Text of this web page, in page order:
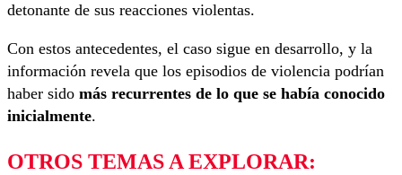
detonante de sus reacciones violentas.
Con estos antecedentes, el caso sigue en desarrollo, y la
información revela que los episodios de violencia podrían
haber sido más recurrentes de lo que se había conocido
inicialmente.
OTROS TEMAS A EXPLORAR: